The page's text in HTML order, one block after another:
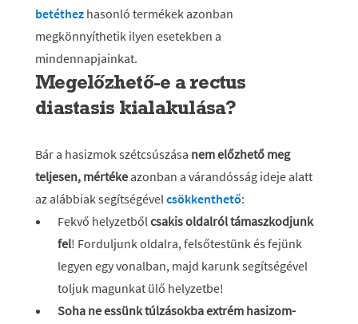
betéthez hasonló termékek azonban
megkönnyíthetik ilyen esetekben a
mindennapjainkat.
Megelőzhető-e a rectus
diastasis kialakulása?
Bár a hasizmok szétcsúszása nem előzhető meg
teljesen, mértéke azonban a várandósság ideje alatt
az alábbiak segítségévelcsökkenthető:
Fekvő helyzetbőlcsakis oldalról támaszkodjunk
fel! Forduljunk oldalra, felsőtestünk és fejünk
legyen egy vonalban, majd karunk segítségével
toljuk magunkat ülő helyzetbe!
Soha ne essünk túlzásokba extrém hasizom-